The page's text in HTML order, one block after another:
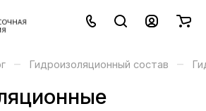
– Гидроизоляционный состав –